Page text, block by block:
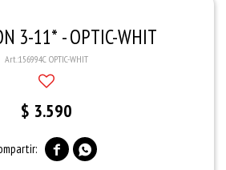
3-11* - OPTIC-WHIT
156994C OPTIC-WHIT
$ 3.590
 